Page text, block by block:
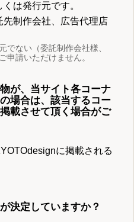
は発行元です。
制作会社、広告代理店
ない（委託制作会社様、
申請いただけません。
が、当サイト各コーナ
場合は、該当するコー
載させて頂く場合がご
に掲載される
決定していますか？